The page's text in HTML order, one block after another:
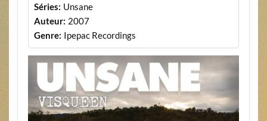
Séries: Unsane
Auteur: 2007
Genre: Ipepac Recordings